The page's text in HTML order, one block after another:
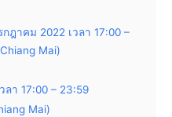
ฎาคม 2022 เวลา 17:00 –
Mai)
ลา 17:00 – 23:59
Mai)